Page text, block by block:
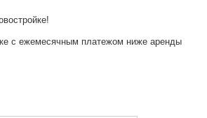
с ежемесячным платежом ниже аренды